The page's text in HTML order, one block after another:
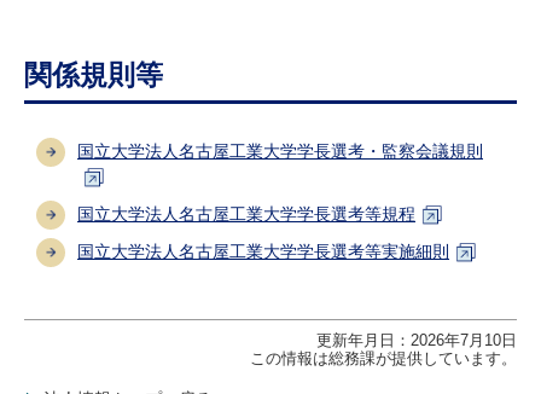
関係規則等
国立大学法人名古屋工業大学学長選考・監察会議規則
国立大学法人名古屋工業大学学長選考等規程
国立大学法人名古屋工業大学学長選考等実施細則
更新年月日：2026年7月10日
この情報は総務課が提供しています。